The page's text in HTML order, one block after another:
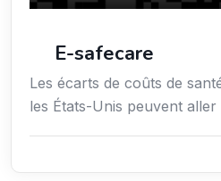
E-safecare
Les écarts de coûts de
les États-Unis peuvent aller